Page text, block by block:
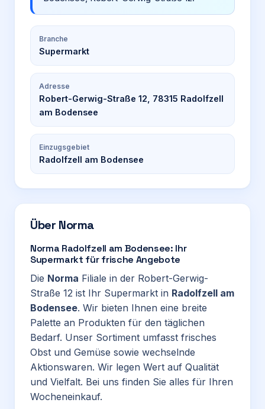
Branche
Supermarkt
Adresse
Robert-Gerwig-Straße 12, 78315 Radolfzell
am Bodensee
Einzugsgebiet
Radolfzell am Bodensee
Über Norma
Norma Radolfzell am Bodensee: Ihr
Supermarkt für frische Angebote
Die Norma Filiale in der Robert-Gerwig-
Straße 12 ist Ihr Supermarkt in Radolfzell am
Bodensee. Wir bieten Ihnen eine breite
Palette an Produkten für den täglichen
Bedarf. Unser Sortiment umfasst frisches
Obst und Gemüse sowie wechselnde
Aktionswaren. Wir legen Wert auf Qualität
und Vielfalt. Bei uns finden Sie alles für Ihren
Wocheneinkauf.